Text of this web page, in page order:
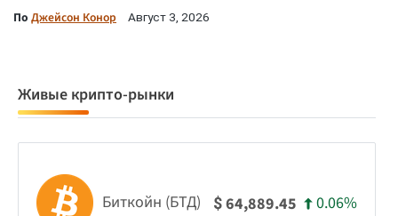
По Джейсон Конор Август 3, 2026
Живые крипто-рынки
Биткойн (БТД) $64,889.45 0.06%